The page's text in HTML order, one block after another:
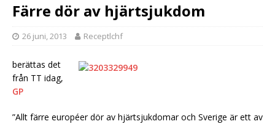
Färre dör av hjärtsjukdom
26 juni, 2013 Receptlchf
berättas det
från TT idag,
GP
”Allt färre européer dör av hjärtsjukdomar och Sverige är ett av